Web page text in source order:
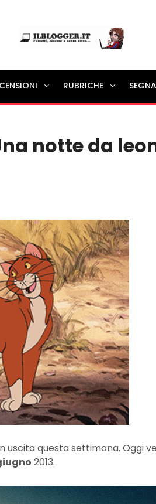
Ilblogger.it
Il portalino di blog |
RUBRICHE
notte da
uscita questa settimana. Oggi
2013.